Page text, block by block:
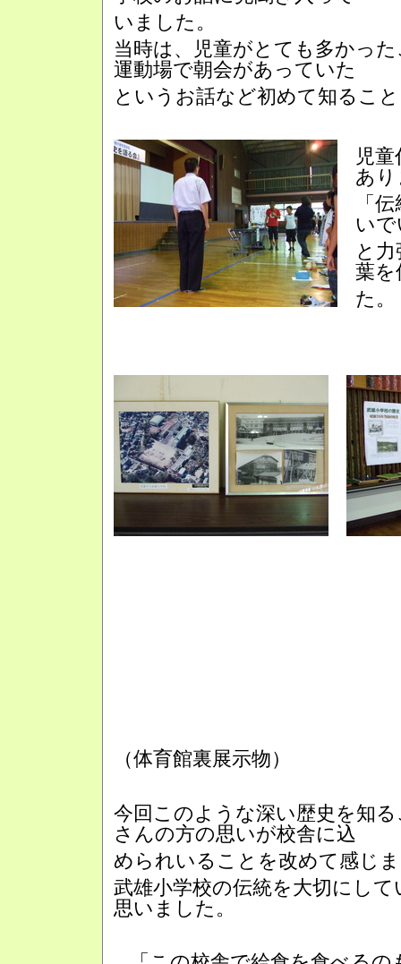
いました。
当時は、児童がとても多かっ
運動場で朝会があっていた
というお話など初めて知るこ
児
あ
「
い
と
葉を
た。
（体育館裏展示物）
今回このような深い歴史を知
さんの方の思いが校舎に込
められいることを改めて感じ
武雄小学校の伝統を大切にし
思いました。